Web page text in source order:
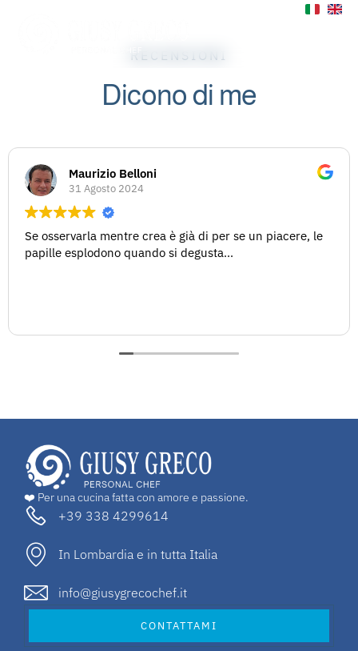
RECENSIONI
Dicono di me
Maurizio Belloni
31 Agosto 2024
Se osservarla mentre crea è già di per se un piacere, le
papille esplodono quando si degusta...
❤️ Per una cucina fatta con amore e passione.
+39 338 4299614
In Lombardia e in tutta Italia
info@giusygrecochef.it
CONTATTAMI